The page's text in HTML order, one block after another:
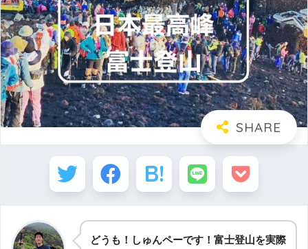
どうも！しゅんペーです！富士登山を実際